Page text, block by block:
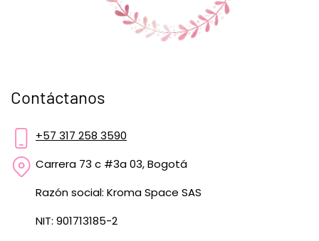
Contáctanos
+57 317 258 3590
Carrera 73 c #3a 03, Bogotá
Razón social: Kroma Space SAS
NIT: 901713185-2